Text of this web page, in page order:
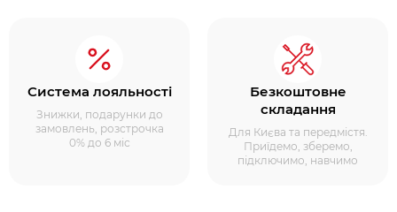
Система лояльності
Знижки, подарунки до
замовлень, розстрочка
0% до 6 міс
Безкоштовне
складання
Для Києва та передмістя.
Приїдемо, зберемо,
підключимо, навчимо